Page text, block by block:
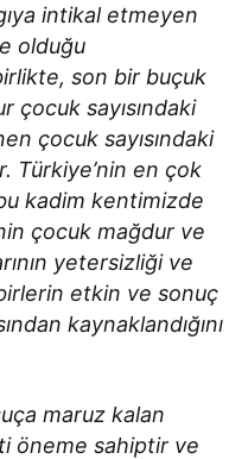
intikal etmeyen
olduğu
son bir buçuk
çocuk sayısındaki
çocuk sayısındaki
Türkiye’nin en çok
kadim kentimizde
çocuk mağdur ve
yetersizliği ve
etkin ve sonuç
kaynaklandığını
maruz kalan
öneme sahiptir ve